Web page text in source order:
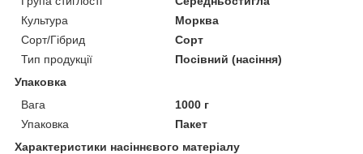
Культура
Морква
Сорт/Гібрид
Сорт
Тип продукції
Посівний (насіння)
Упаковка
Вага
1000 г
Упаковка
Пакет
Характеристики насіннєвого матеріалу